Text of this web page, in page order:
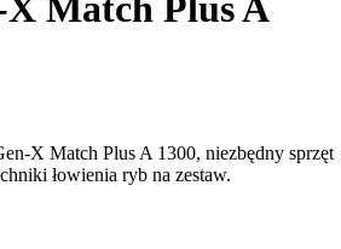
X Match Plus A 1300, niezbędny sprzęt
łowienia ryb na zestaw.